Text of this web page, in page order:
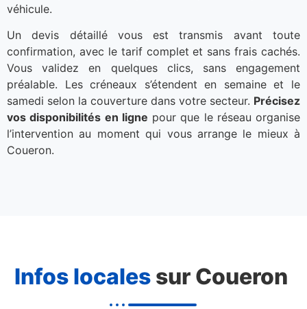
véhicule.
Un devis détaillé vous est transmis avant toute
confirmation, avec le tarif complet et sans frais cachés.
Vous validez en quelques clics, sans engagement
préalable. Les créneaux s’étendent en semaine et le
samedi selon la couverture dans votre secteur. Précisez
vos disponibilités en ligne pour que le réseau organise
l’intervention au moment qui vous arrange le mieux à
Coueron.
Infos locales sur Coueron